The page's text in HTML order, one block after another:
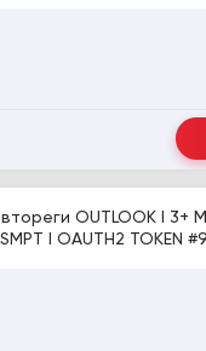
OUTLOOK I 3+
IMAP/